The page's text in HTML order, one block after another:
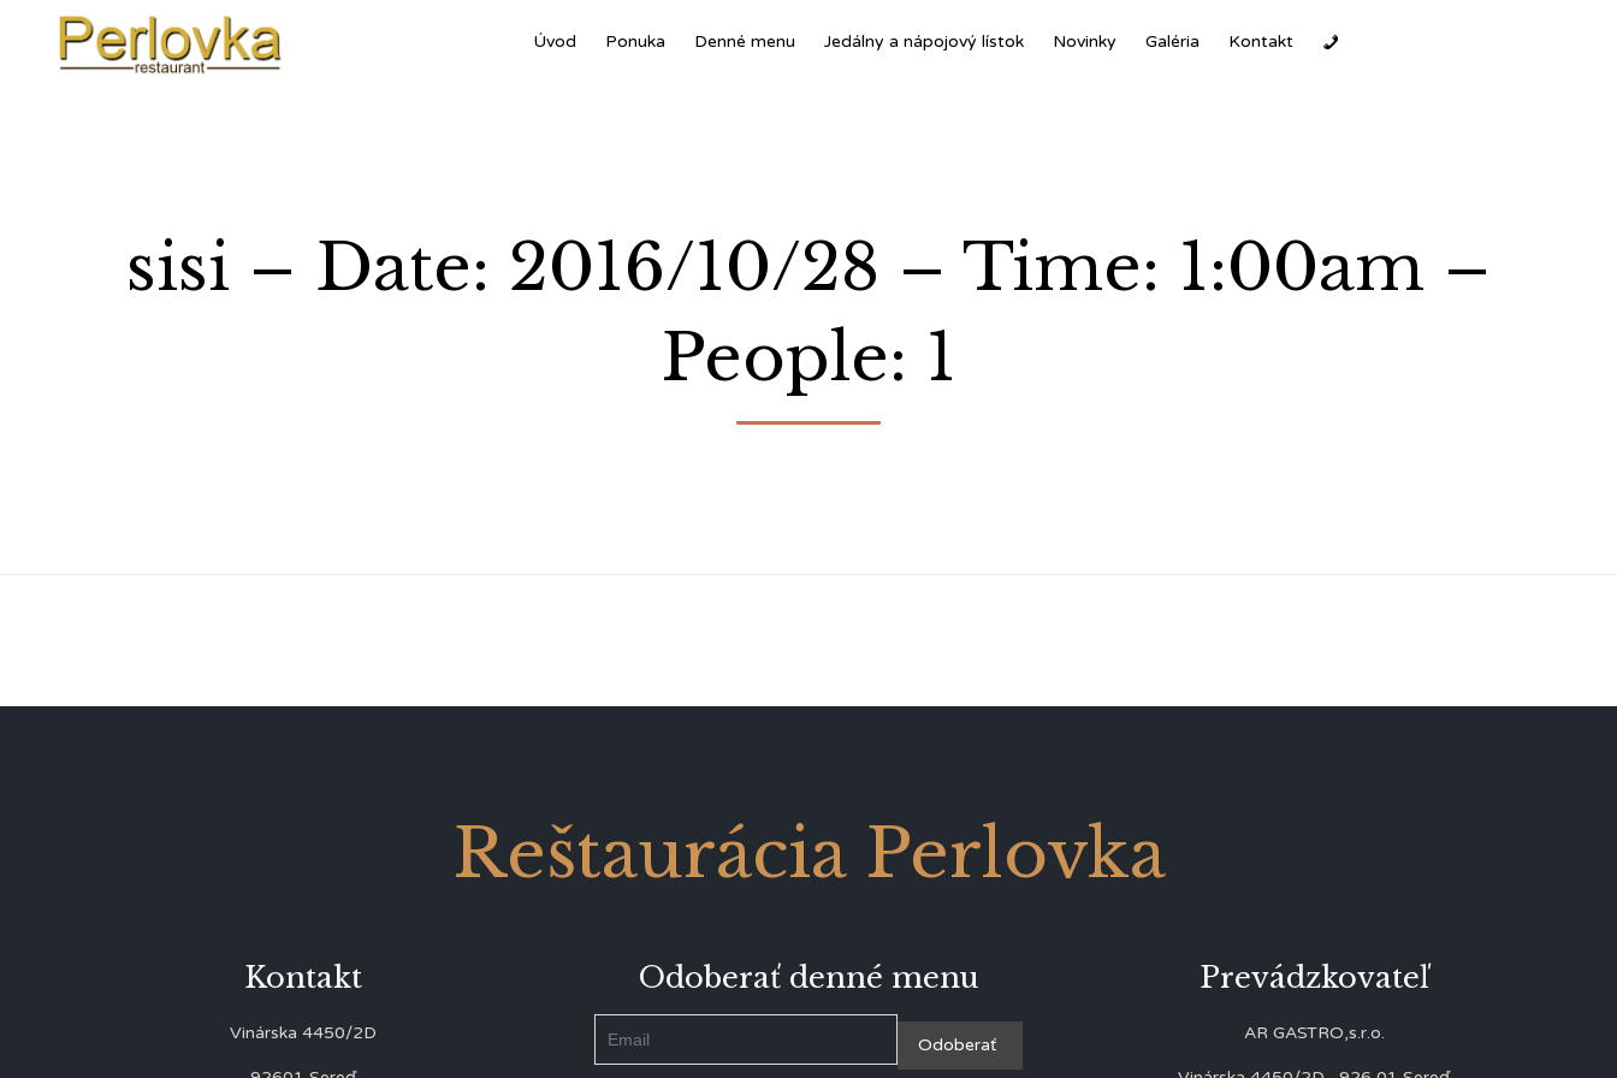
Úvod Ponuka Denné menu Jedálny a nápojový lístok Novinky Galéria Kontakt
sisi – Date: 2016/10/28 – Time: 1:00am –
People: 1
Reštaurácia Perlovka
Kontakt
Vinárska 4450/2D
Odoberať denné menu Prevádzkovateľ
AR GASTRO,s.r.o.